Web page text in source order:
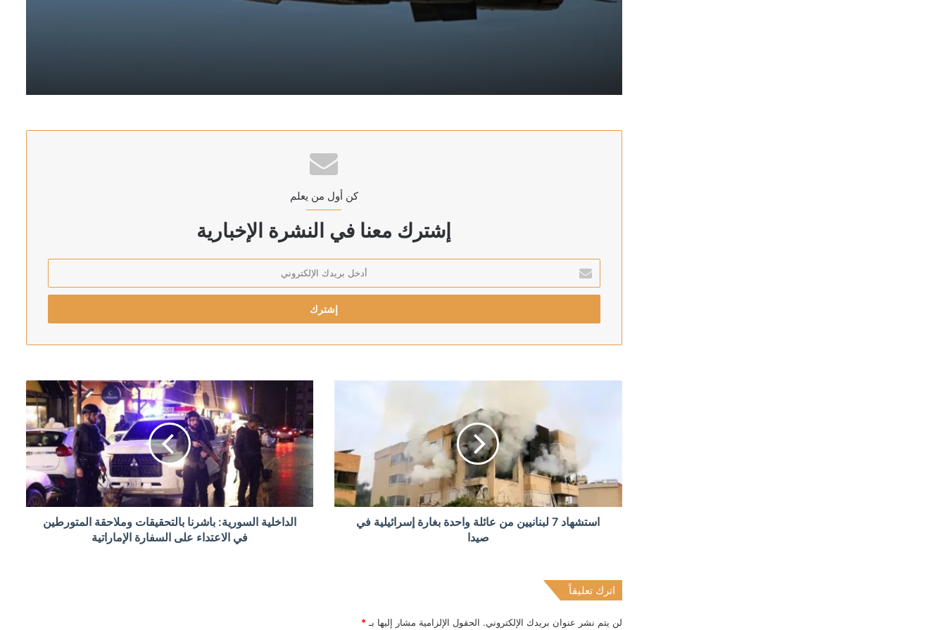
وارسو تتهم روسيا.. صاروخ «كروز» في بولندا يختبر جاهزية «الناتو»
حادث العين السخنة في مصر.. سيدة تصيب 17 شخصا داخل قرية سياحية
منذ 15 ساعة
تحقيق يكشف: الهند أرسلت 2596 شحنة من الأسلحة لجيش الاحتلال خلال حرب غزة
جبريل الرجوب: يجب إجراء الانتخابات الرئاسة أولا والتوافق على شخصية وطنية مع الجميع
منذ 16 ساعة
كن أول من يعلم
إشترك معنا في النشرة الإخبارية
بريدك
الإلكتروني
استشهاد 7 لبنانيين من عائلة واحدة بغارة إسرائيلية في
صيدا
الداخلية السورية: باشرنا بالتحقيقات وملاحقة المتورطين
في الاعتداء على السفارة الإماراتية
اترك تعليقاً
لن يتم نشر عنوان بريدك الإلكتروني. الحقول الإلزامية مشار إليها بـ *